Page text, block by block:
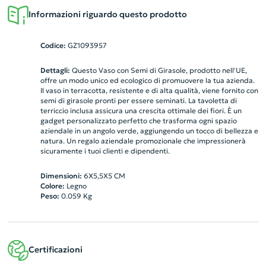
Informazioni riguardo questo prodotto
Codice: GZ1093957
Dettagli: Questo Vaso con Semi di Girasole, prodotto nell'UE,
offre un modo unico ed ecologico di promuovere la tua azienda.
Il vaso in terracotta, resistente e di alta qualità, viene fornito con
semi di girasole pronti per essere seminati. La tavoletta di
terriccio inclusa assicura una crescita ottimale dei fiori. È un
gadget personalizzato perfetto che trasforma ogni spazio
aziendale in un angolo verde, aggiungendo un tocco di bellezza e
natura. Un regalo aziendale promozionale che impressionerà
sicuramente i tuoi clienti e dipendenti.
Dimensioni: 6X5,5X5 CM
Colore: Legno
Peso: 0.059 Kg
Certificazioni